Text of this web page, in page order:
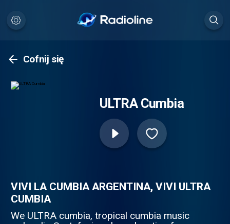
Cofnij się
ULTRA Cumbia
VIVI LA CUMBIA ARGENTINA, VIVI ULTRA
CUMBIA
We ULTRA cumbia, tropical cumbia music